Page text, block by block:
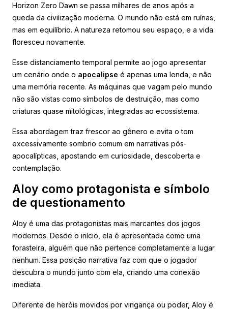
Horizon Zero Dawn se passa milhares de anos após a
queda da civilização moderna. O mundo não está em ruínas,
mas em equilíbrio. A natureza retomou seu espaço, e a vida
floresceu novamente.
Esse distanciamento temporal permite ao jogo apresentar
um cenário onde o apocalipse é apenas uma lenda, e não
uma memória recente. As máquinas que vagam pelo mundo
não são vistas como símbolos de destruição, mas como
criaturas quase mitológicas, integradas ao ecossistema.
Essa abordagem traz frescor ao gênero e evita o tom
excessivamente sombrio comum em narrativas pós-
apocalípticas, apostando em curiosidade, descoberta e
contemplação.
Aloy como protagonista e símbolo
de questionamento
Aloy é uma das protagonistas mais marcantes dos jogos
modernos. Desde o início, ela é apresentada como uma
forasteira, alguém que não pertence completamente a lugar
nenhum. Essa posição narrativa faz com que o jogador
descubra o mundo junto com ela, criando uma conexão
imediata.
Diferente de heróis movidos por vingança ou poder, Aloy é